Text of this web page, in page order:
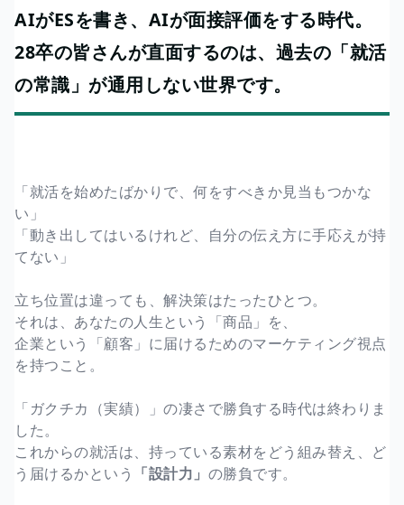
AIがESを書き、AIが面接評価をする時代。
28卒の皆さんが直面するのは、過去の「就活
の常識」が通用しない世界です。
「就活を始めたばかりで、何をすべきか見当もつかな
い」
「動き出してはいるけれど、自分の伝え方に手応えが持
てない」
立ち位置は違っても、解決策はたったひとつ。
それは、あなたの人生という「商品」を、
企業という「顧客」に届けるためのマーケティング視点
を持つこと。
「ガクチカ（実績）」の凄さで勝負する時代は終わりま
した。
これからの就活は、持っている素材をどう組み替え、ど
う届けるかという 「設計力」 の勝負です。